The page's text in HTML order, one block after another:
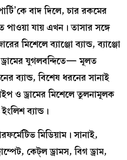
বাদ দিলে, চার রকমের
পাওয়া যায় এখন। তাসার সঙ্গে
মিশেলে ব্যাঞ্জো ব্যান্ড, ব্যাঞ্জো
ড্রামের যুগলবন্দিতে— মূলত
ব্যান্ড, বিশেষ ধরনের সানাই
ও ড্রামের মিশেলে তুলনামূলক
ব্যান্ড।
মিডিয়াম। সানাই,
কেট্ল ড্রামস, বিগ ড্রাম,